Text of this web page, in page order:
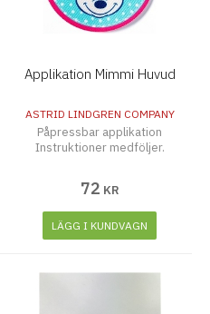
Applikation Mimmi Huvud
ASTRID LINDGREN COMPANY
Påpressbar applikation
Instruktioner medföljer.
72 KR
LÄGG I KUNDVAGN